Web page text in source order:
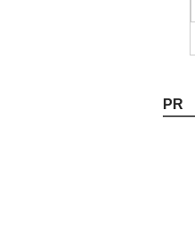
PR